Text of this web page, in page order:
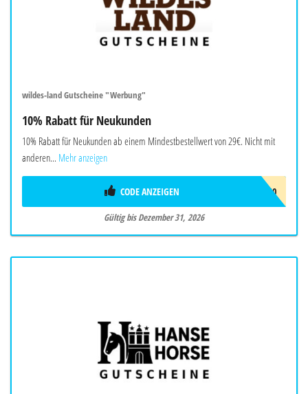
wildes-land Gutscheine "Werbung"
10% Rabatt für Neukunden
10% Rabatt für Neukunden ab einem Mindestbestellwert von 29€. Nicht mit
anderen... Mehr anzeigen
AWNEU10
CODE ANZEIGEN
Gültig bis Dezember 31, 2026